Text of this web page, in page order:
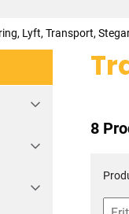
Lyft, Transport,
8